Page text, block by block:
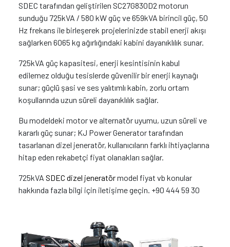
SDEC tarafından geliştirilen SC27G830D2 motorun
sunduğu 725kVA / 580 kW güç ve 659kVA birincil güç, 50
Hz frekans ile birleşerek projelerinizde stabil enerji akışı
sağlarken 6065 kg ağırlığındaki kabini dayanıklılık sunar.
725kVA güç kapasitesi, enerji kesintisinin kabul
edilemez olduğu tesislerde güvenilir bir enerji kaynağı
sunar; güçlü şasi ve ses yalıtımlı kabin, zorlu ortam
koşullarında uzun süreli dayanıklılık sağlar.
Bu modeldeki motor ve alternatör uyumu, uzun süreli ve
kararlı güç sunar; KJ Power Generator tarafından
tasarlanan dizel jeneratör, kullanıcıların farklı ihtiyaçlarına
hitap eden rekabetçi fiyat olanakları sağlar.
725kVA SDEC dizel jeneratörmodel fiyat vb konular
hakkında fazla bilgi için iletişime geçin. +90 444 59 30